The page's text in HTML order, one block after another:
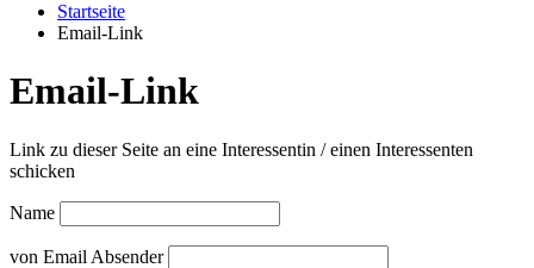
Startseite
Email-Link
Email-Link
Link zu dieser Seite an eine Interessentin / einen Interessenten
schicken
Name
von Email Absender